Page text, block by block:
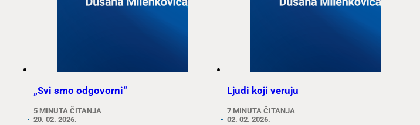
„Svi smo odgovorni“
5 MINUTA ČITANJA
20. 02. 2026.
Ljudi koji veruju
7 MINUTA ČITANJA
02. 02. 2026.